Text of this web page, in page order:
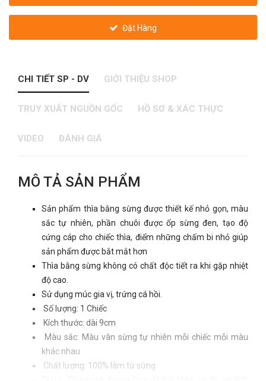
Đặt Hàng
CHI TIẾT SP - DV GIỚI THIỆU SHOP
TRUY XUẤT NGUỒN GỐC HỒ SƠ & XÁC THỰC
VIDEO ĐÁNH GIÁ
MÔ TẢ SẢN PHẨM
Sản phẩm thìa bằng sừng được thiết kế nhỏ gọn, màu
sắc tự nhiên, phần chuôi được ốp sừng đen, tạo độ
cứng cáp cho chiếc thìa, điểm những chấm bi nhỏ giúp
sản phẩm được bắt mắt hơn
Thìa bằng sừng không có chất độc tiết ra khi gặp nhiệt
độ cao.
Sử dụng múc gia vị, trứng cá hồi.
Số lượng: 1 Chiếc
Kích thước: dài 9cm
Màu sắc: Màu vân sừng tự nhiên mỗi chiếc mỗi màu
khác nhau
Chất lượng: 100% làm từ sừng